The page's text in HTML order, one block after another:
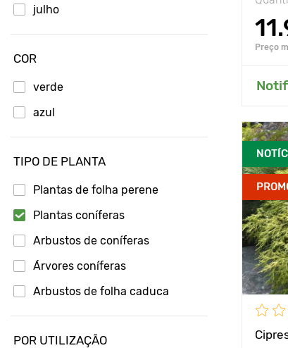
julho
agosto
COR
verde
azul
TIPO DE PLANTA
Plantas de folha perene
Plantas coníferas
Arbustos de coníferas
Árvores coníferas
Arbustos de folha caduca
POR UTILIZAÇÃO
Preço